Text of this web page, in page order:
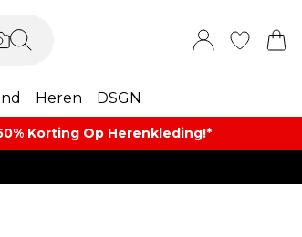
Heren DSGN
Korting Op Herenkleding​!*​